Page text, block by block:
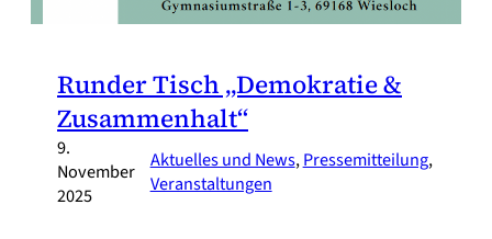
Runder Tisch „Demokratie &
Zusammenhalt“
9.
November
2025
Aktuelles und News, Pressemitteilung,
Veranstaltungen